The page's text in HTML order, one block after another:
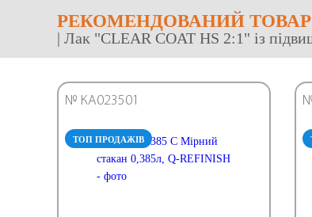
РЕКОМЕНДОВАНИЙ ТОВАР
| Лак "CLEAR COAT HS 2:1" із
ТОП ПРОДАЖІВ
№ КА023501